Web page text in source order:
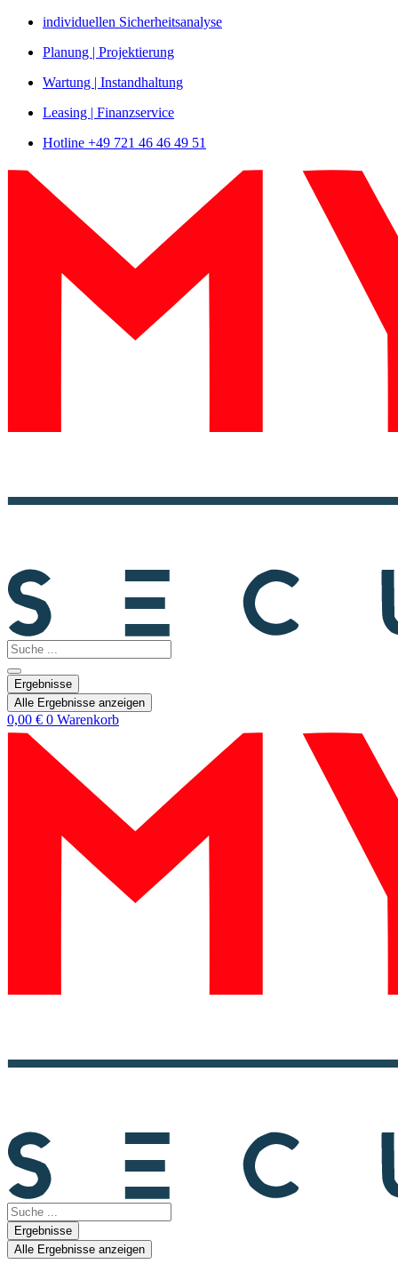
Zum
springen
individuellen Sicherheitsanalyse
Planung | Projektierung
Wartung | Instandhaltung
Leasing | Finanzservice
Hotline +49 721 46 46 49 51
Search
...
Ergebnisse
Alle Ergebnisse anzeigen
0,00 € 0 Warenkorb
Search
...Ergebnisse
Alle Ergebnisse anzeigen